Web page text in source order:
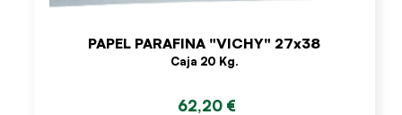
PAPEL PARAFINA "VICHY" 27x38
Caja 20 Kg.
62,20 €